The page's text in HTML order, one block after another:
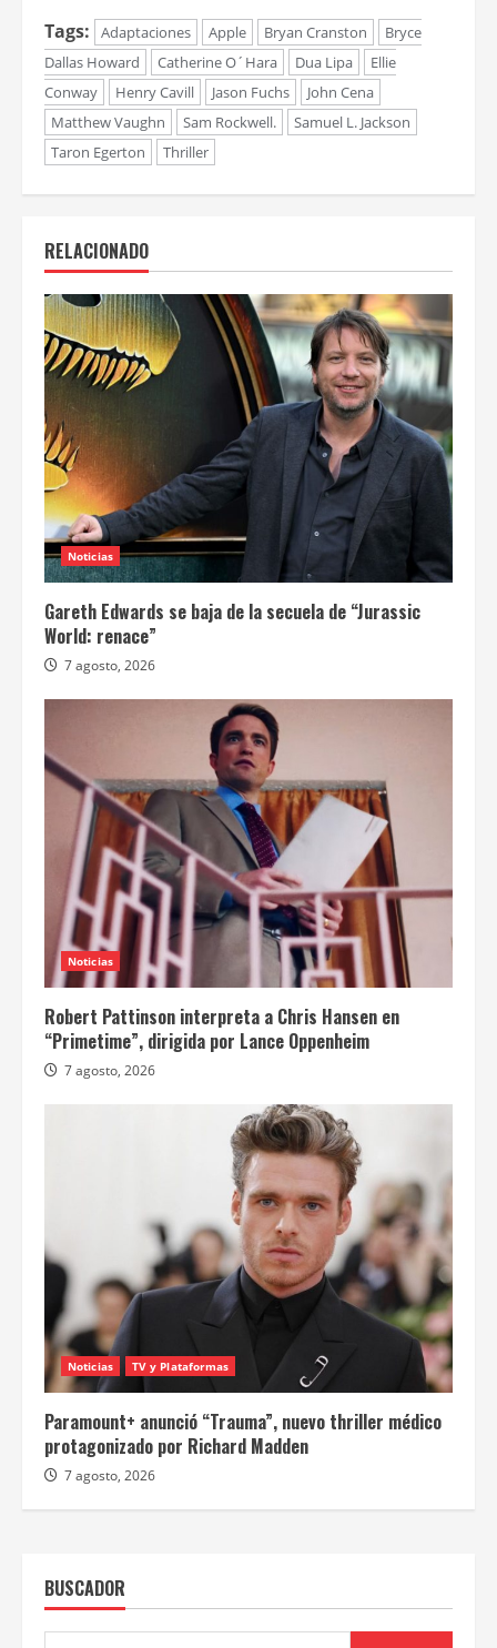
Tags: Adaptaciones Apple Bryan Cranston
Bryce
Dallas Howard
Catherine O´Hara Dua Lipa
Ellie
Conway
Henry Cavill Jason Fuchs
John Cena
Matthew Vaughn
Sam Rockwell.
Samuel L. Jackson
Taron Egerton
Thriller
RELACIONADO
Noticias
Gareth Edwards se baja de la secuela de “Jurassic
World: renace”
7 agosto, 2026
Noticias
Robert Pattinson interpreta a Chris Hansen en
“Primetime”, dirigida por Lance Oppenheim
7 agosto, 2026
Noticias TV y Plataformas
Paramount+ anunció “Trauma”, nuevo thriller médico
protagonizado por Richard Madden
7 agosto, 2026
BUSCADOR